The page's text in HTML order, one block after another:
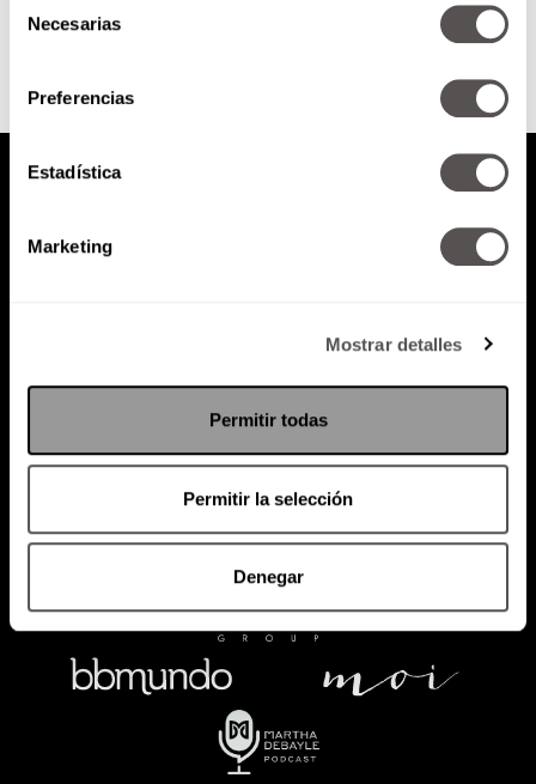
Necesarias
Preferencias
Estadística
Marketing
Mostrar detalles
Permitir todas
Permitir la selección
Denegar
PRODUCTOS SACA TU ID RECUPERA ID